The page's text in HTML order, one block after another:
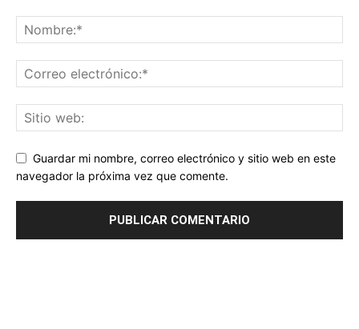
Guardar mi nombre, correo electrónico y sitio web en este
navegador la próxima vez que comente.